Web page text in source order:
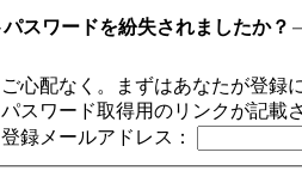
パスワードを紛失されましたか？
ご心配なく。まずはあなたが登録
パスワード取得用のリンクが記載
登録メールアドレス：